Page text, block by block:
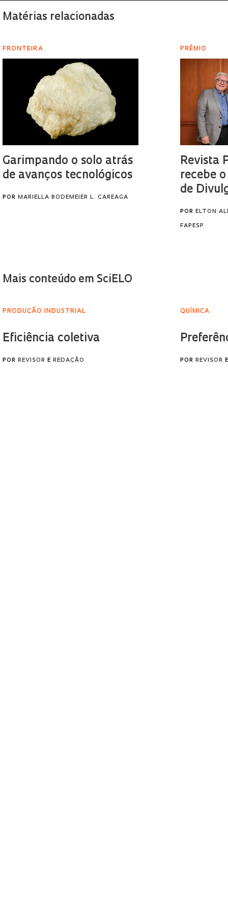
Matérias relacionadas
FRONTEIRA
Garimpando o solo atrás
de avanços tecnológicos
POR MARIELLA BODEMEIER L. CAREAGA
PRÊMIO
Revista
recebe o
de
PORELTON
FAPESP
Mais conteúdo em SciELO
PRODUÇÃO INDUSTRIAL
Eficiência coletiva
POR REVISOR E REDAÇÃO
QUÍMICA
PORREVISOR